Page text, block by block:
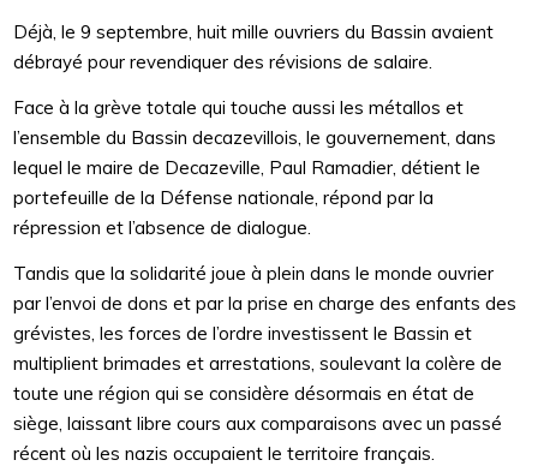
Déjà, le 9 septembre, huit mille ouvriers du Bassin avaient
débrayé pour revendiquer des révisions de salaire.
Face à la grève totale qui touche aussi les métallos et
l’ensemble du Bassin decazevillois, le gouvernement, dans
lequel le maire de Decazeville, Paul Ramadier, détient le
portefeuille de la Défense nationale, répond par la
répression et l’absence de dialogue.
Tandis que la solidarité joue à plein dans le monde ouvrier
par l’envoi de dons et par la prise en charge des enfants des
grévistes, les forces de l’ordre investissent le Bassin et
multiplient brimades et arrestations, soulevant la colère de
toute une région qui se considère désormais en état de
siège, laissant libre cours aux comparaisons avec un passé
récent où les nazis occupaient le territoire français.